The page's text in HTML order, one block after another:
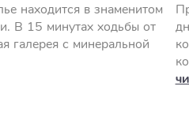
находится в знаменитом
В 15 минутах ходьбы от
галерея с минеральной